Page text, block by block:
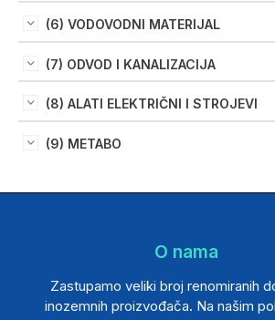
(6) VODOVODNI MATERIJAL
(7) ODVOD I KANALIZACIJA
(8) ALATI ELEKTRIČNI I STROJEVI
(9) METABO
O nama
Zastupamo veliki broj renomiranih
inozemnih proizvođača. Na našim